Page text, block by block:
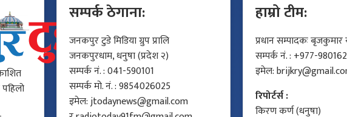
सम्पर्क ठेगाना:
जनकपुर टुडे मिडिया ग्रुप प्रालि
जनकपुरधाम, धनुषा (प्रदेश २)
सम्पर्क नं. : 041-590101
सम्पर्क मो. नं. : 9854026025
इमेल:jtodaynews@gmail.com
हाम्रो टीम:
प्रधान सम्पादकः बृजकुमार
सम्पर्क नं. : +977-
इमेल:
रिपोर्टर्स :
किरण कर्ण (धनुषा)